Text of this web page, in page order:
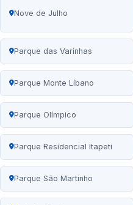
Nove de Julho
Parque das Varinhas
Parque Monte Líbano
Parque Olímpico
Parque Residencial Itapeti
Parque São Martinho